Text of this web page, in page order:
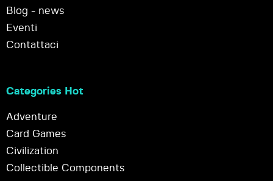
Blog - news
Eventi
Contattaci
Categories Hot
Adventure
Card Games
Civilization
Collectible Components